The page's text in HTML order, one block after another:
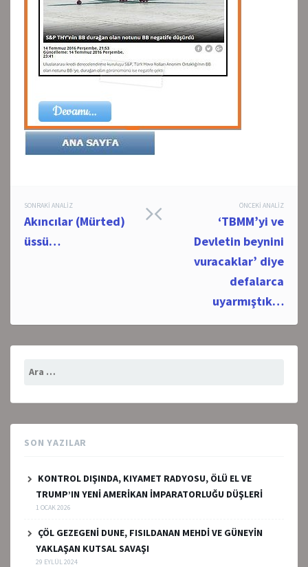
Post
navigation
ÖNCEKI ANALIZ
‘TBMM’yi ve
Devletin beynini
vuracaklar’ diye
defalarca
uyarmıştık…
SONRAKI ANALIZ
Akıncılar (Mürted)
üssü…
Arama:
SON YAZILAR
KONTROL DIŞINDA, KIYAMET RADYOSU, ÖLÜ EL VE
TRUMP’IN YENİ AMERİKAN İMPARATORLUĞU DÜŞLERİ
1 OCAK 2026
ÇÖL GEZEGENİ DUNE, FISILDANAN MEHDİ VE GÜNEYİN
YAKLAŞAN KUTSAL SAVAŞI
29 EYLÜL 2024